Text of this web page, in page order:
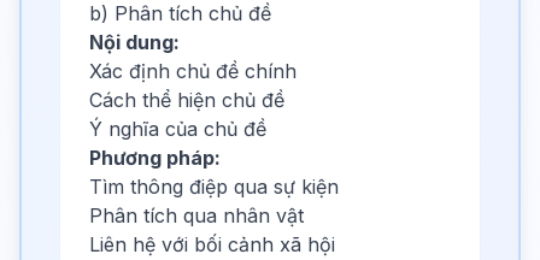
b) Phân tích chủ đề
Nội dung:
Xác định chủ đề chính
Cách thể hiện chủ đề
Ý nghĩa của chủ đề
Phương pháp:
Tìm thông điệp qua sự kiện
Phân tích qua nhân vật
Liên hệ với bối cảnh xã hội